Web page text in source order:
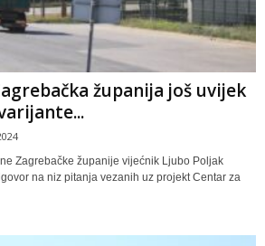
županija još uvijek
Zagrebačke županije vijećnik Ljubo Poljak
na niz pitanja vezanih uz projekt Centar za